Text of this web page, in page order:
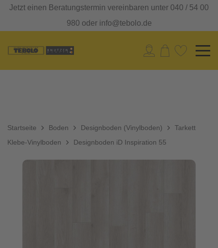
Jetzt einen Beratungstermin vereinbaren unter 040 / 54 00
980 oder info@tebolo.de
Startseite Boden
Designboden (Vinylboden)
Klebe-Vinylboden
Tarkett
Designboden iD Inspiration 55